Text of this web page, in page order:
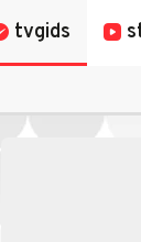
tvgids